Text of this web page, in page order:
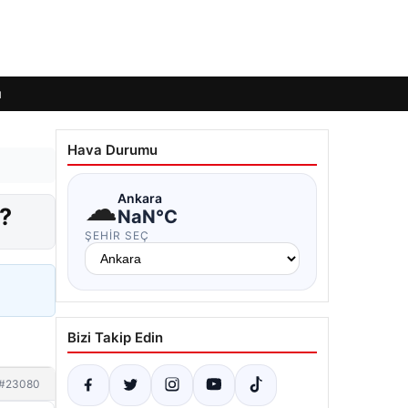
Hava Durumu
☁Ankara
NaN°C
ŞEHIR SEÇ
Bizi Takip Edin